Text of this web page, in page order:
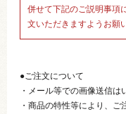
併せて下記のご説明事項
文いただきますようお願
●ご注文について
・メール等での画像送信は
・商品の特性等により、